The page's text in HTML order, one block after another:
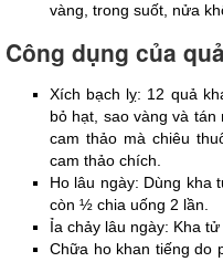
vàng, trong suốt, nửa
Công dụng của
Xích bạch lỵ: 12 quả
bỏ hạt, sao vàng và
cam thảo mà chiêu
cam thảo chích.
Ho lâu ngày: Dùng kha
còn ½ chia uống 2 lần.
Ỉa chảy lâu ngày: Kha
Chữa ho khan tiếng do